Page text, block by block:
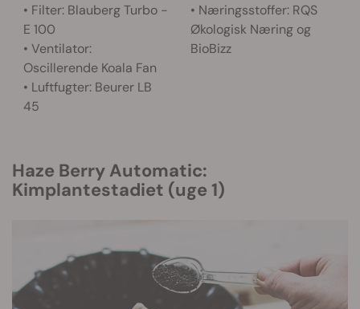
• Filter: Blauberg Turbo -
E 100
• Ventilator:
Oscillerende Koala Fan
• Luftfugter: Beurer LB
45
• Næringsstoffer: RQS
Økologisk Næring og
BioBizz
Haze Berry Automatic:
Kimplantestadiet (uge 1)